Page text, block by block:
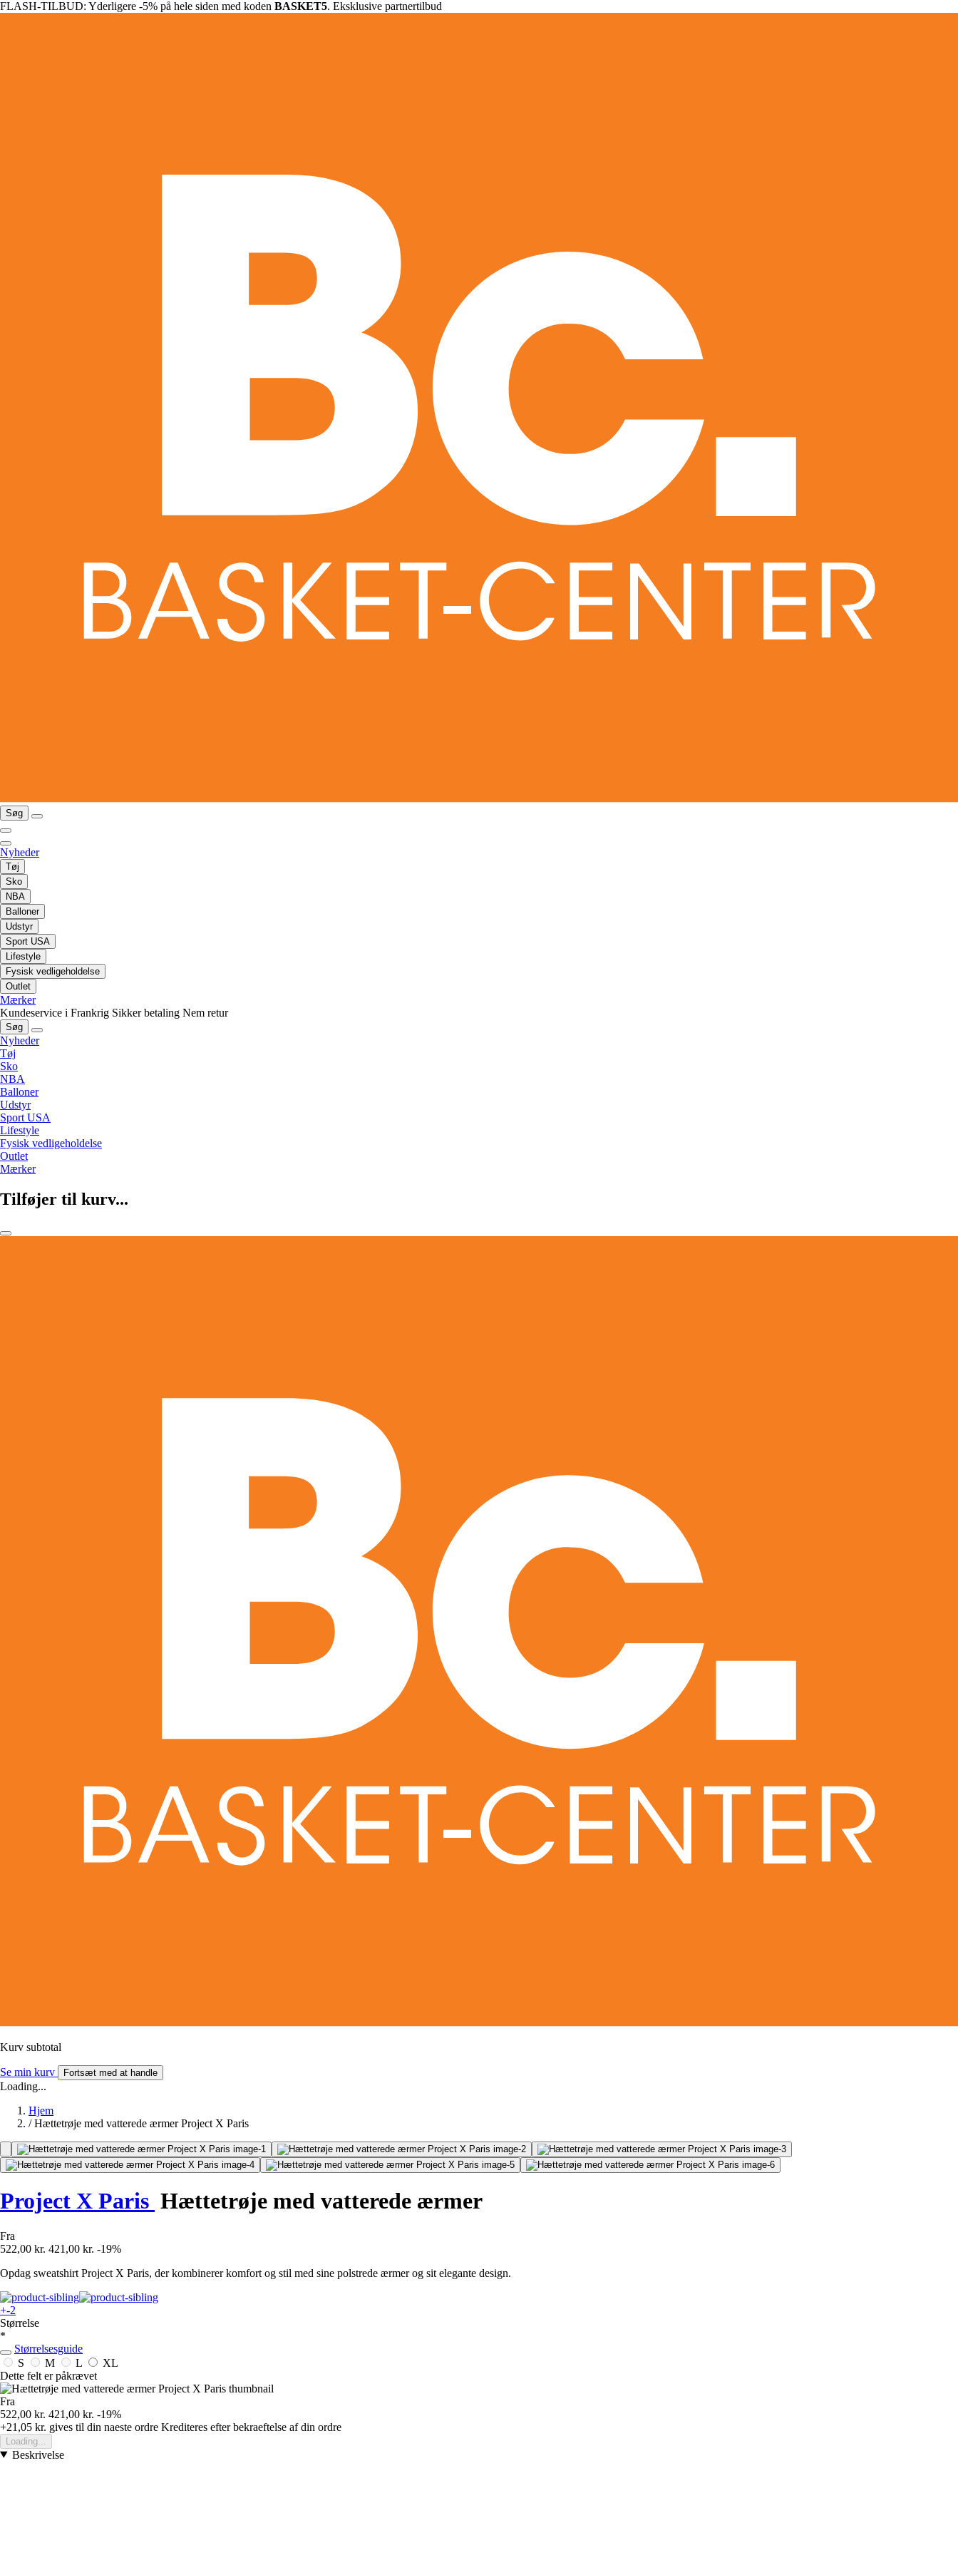
FLASH-TILBUD: Yderligere -5% på hele siden med koden BASKET5. Eksklusive partnertilbud
Søg
Nyheder
Tøj
Sko
NBA
Balloner
Udstyr
Sport USA
Lifestyle
Fysisk vedligeholdelse
Outlet
Mærker
Kundeservice i Frankrig Sikker betaling Nem retur
Søg
Nyheder
Tøj
Sko
NBA
Balloner
Udstyr
Sport USA
Lifestyle
Fysisk vedligeholdelse
Outlet
Mærker
Tilføjer til kurv...
Kurv subtotal
Se min kurv Fortsæt med at handle
Loading...
Hjem
/ Hættetrøje med vatterede ærmer Project X Paris
Project X Paris Hættetrøje med vatterede ærmer
Fra
522,00 kr. 421,00 kr. -19%
Opdag sweatshirt Project X Paris, der kombinerer komfort og stil med sine polstrede ærmer og sit elegante design.
+-2
Størrelse
*
Størrelsesguide
S
M L
XL
Dette felt er påkrævet
Fra
522,00 kr. 421,00 kr. -19%
+21,05 kr. gives til din naeste ordre Krediteres efter bekraeftelse af din ordre
Loading...
Beskrivelse